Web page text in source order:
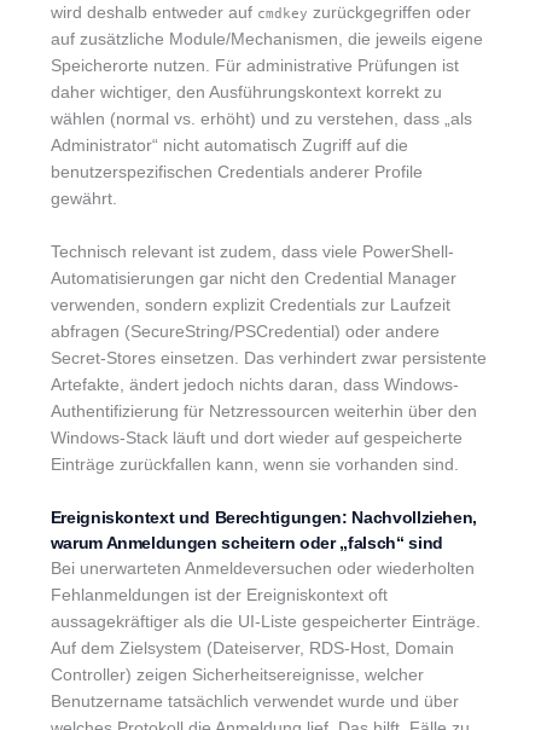
wird deshalb entweder auf cmdkey zurückgegriffen oder
auf zusätzliche Module/Mechanismen, die jeweils eigene
Speicherorte nutzen. Für administrative Prüfungen ist
daher wichtiger, den Ausführungskontext korrekt zu
wählen (normal vs. erhöht) und zu verstehen, dass „als
Administrator“ nicht automatisch Zugriff auf die
benutzerspezifischen Credentials anderer Profile
gewährt.
Technisch relevant ist zudem, dass viele PowerShell-
Automatisierungen gar nicht den Credential Manager
verwenden, sondern explizit Credentials zur Laufzeit
abfragen (SecureString/PSCredential) oder andere
Secret-Stores einsetzen. Das verhindert zwar persistente
Artefakte, ändert jedoch nichts daran, dass Windows-
Authentifizierung für Netzressourcen weiterhin über den
Windows-Stack läuft und dort wieder auf gespeicherte
Einträge zurückfallen kann, wenn sie vorhanden sind.
Ereigniskontext und Berechtigungen: Nachvollziehen,
warum Anmeldungen scheitern oder „falsch“ sind
Bei unerwarteten Anmeldeversuchen oder wiederholten
Fehlanmeldungen ist der Ereigniskontext oft
aussagekräftiger als die UI-Liste gespeicherter Einträge.
Auf dem Zielsystem (Dateiserver, RDS-Host, Domain
Controller) zeigen Sicherheitsereignisse, welcher
Benutzername tatsächlich verwendet wurde und über